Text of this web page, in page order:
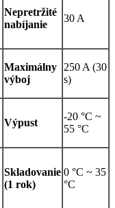
Nepretržité
nabíjanie
30 A
Maximálny
výboj
250 A (30
s)
Výpust
-20 °C ~
55 °C
Skladovanie
(1 rok)
0 °C ~ 35
°C